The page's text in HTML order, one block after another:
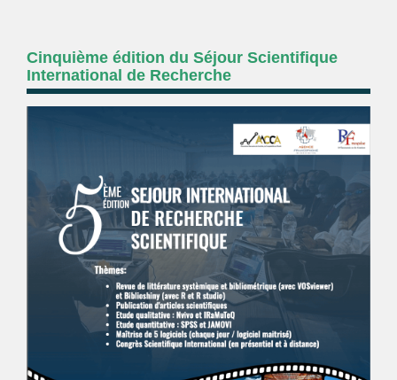
Cinquième édition du Séjour Scientifique
International de Recherche